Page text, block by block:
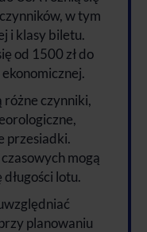
w tym
i klasy biletu.
od 1500 zł do
różne czynniki,
przesiadki.
mogą
lotu.
planowaniu